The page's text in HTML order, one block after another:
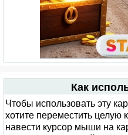
Как
Чтобы использовать эту
хотите переместить целую
навести курсор мыши на